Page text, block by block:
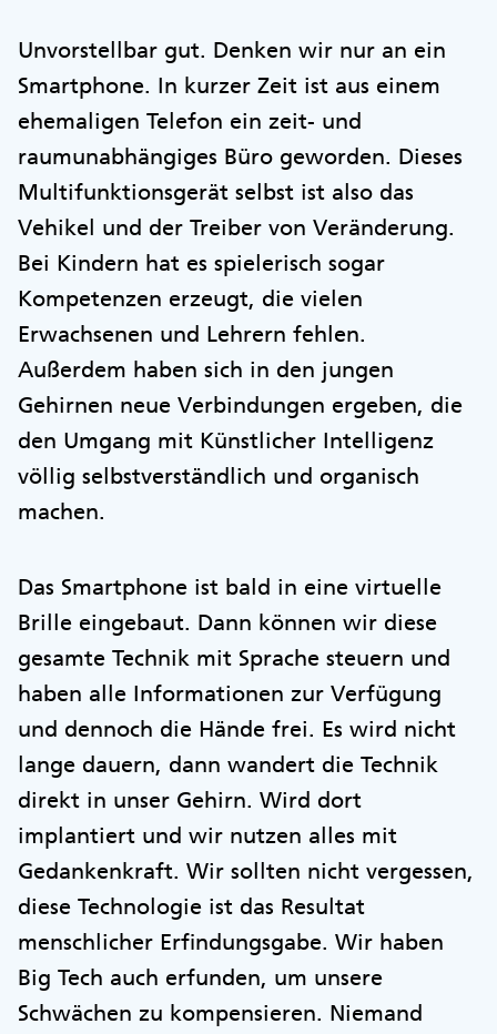
Unvorstellbar gut. Denken wir nur an ein
Smartphone. In kurzer Zeit ist aus einem
ehemaligen Telefon ein zeit- und
raumunabhängiges Büro geworden. Dieses
Multifunktionsgerät selbst ist also das
Vehikel und der Treiber von Veränderung.
Bei Kindern hat es spielerisch sogar
Kompetenzen erzeugt, die vielen
Erwachsenen und Lehrern fehlen.
Außerdem haben sich in den jungen
Gehirnen neue Verbindungen ergeben, die
den Umgang mit Künstlicher Intelligenz
völlig selbstverständlich und organisch
machen.
Das Smartphone ist bald in eine virtuelle
Brille eingebaut. Dann können wir diese
gesamte Technik mit Sprache steuern und
haben alle Informationen zur Verfügung
und dennoch die Hände frei. Es wird nicht
lange dauern, dann wandert die Technik
direkt in unser Gehirn. Wird dort
implantiert und wir nutzen alles mit
Gedankenkraft. Wir sollten nicht vergessen,
diese Technologie ist das Resultat
menschlicher Erfindungsgabe. Wir haben
Big Tech auch erfunden, um unsere
Schwächen zu kompensieren. Niemand